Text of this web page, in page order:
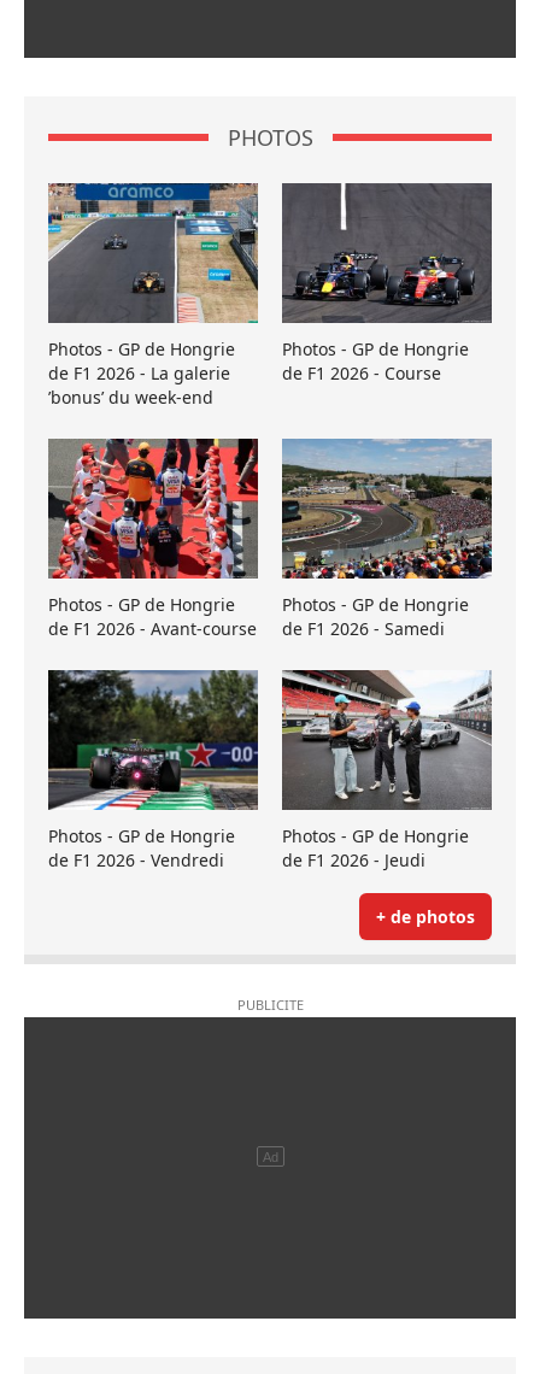
PHOTOS
Photos - GP de Hongrie
de F1 2026 - La galerie
’bonus’ du week-end
Photos - GP de Hongrie
de F1 2026 - Course
Photos - GP de Hongrie
de F1 2026 - Avant-course
Photos - GP de Hongrie
de F1 2026 - Samedi
Photos - GP de Hongrie
de F1 2026 - Vendredi
Photos - GP de Hongrie
de F1 2026 - Jeudi
+ de photos